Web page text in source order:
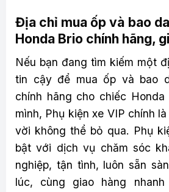
Địa chỉ mua ốp và bao
Honda Brio chính hãng,
Nếu bạn đang tìm kiếm một
tin cậy để mua ốp và bao
chính hãng cho chiếc
mình, Phụ kiện xe VIP chính
vời không thể bỏ qua. Phụ
bật với dịch vụ chăm sóc
nghiệp, tận tình, luôn sẵn
lúc, cùng giao hàng